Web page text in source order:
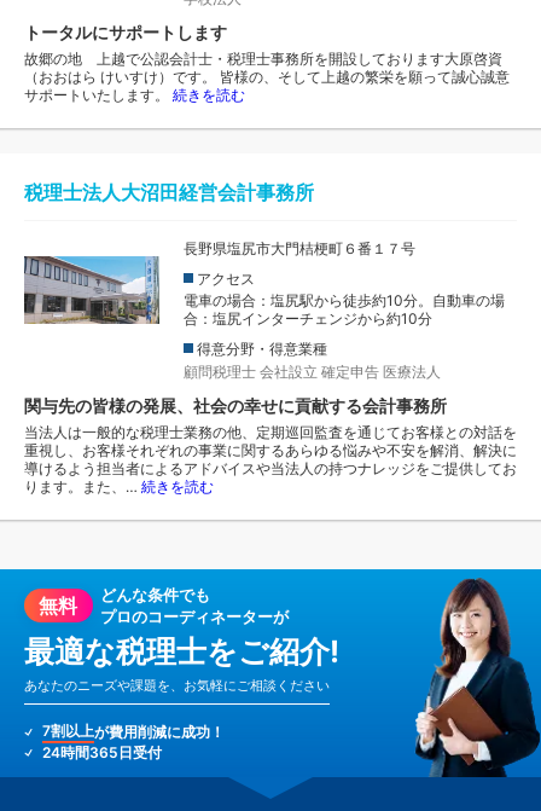
トータルにサポートします
故郷の地 上越で公認会計士・税理士事務所を開設しております大原啓資
（おおはら けいすけ）です。 皆様の、そして上越の繁栄を願って誠心誠意
サポートいたします。 続きを読む
税理士法人大沼田経営会計事務所
長野県塩尻市大門桔梗町６番１７号
アクセス
電車の場合：塩尻駅から徒歩約10分。自動車の場
合：塩尻インターチェンジから約10分
得意分野・得意業種
顧問税理士 会社設立 確定申告 医療法人
関与先の皆様の発展、社会の幸せに貢献する会計事務所
当法人は一般的な税理士業務の他、定期巡回監査を通じてお客様との対話を
重視し、お客様それぞれの事業に関するあらゆる悩みや不安を解消、解決に
導けるよう担当者によるアドバイスや当法人の持つナレッジをご提供してお
ります。また、… 続きを読む
無料
どんな条件でも
プロのコーディネーターが
最適な税理士をご紹介!
あなたのニーズや課題を、お気軽にご相談ください
7割以上が費用削減に成功！
24時間365日受付